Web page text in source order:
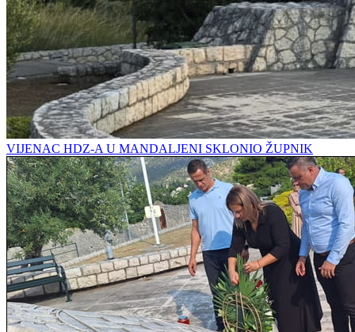
VIJENAC HDZ-A U MANDALJENI SKLONIO ŽUPNIK